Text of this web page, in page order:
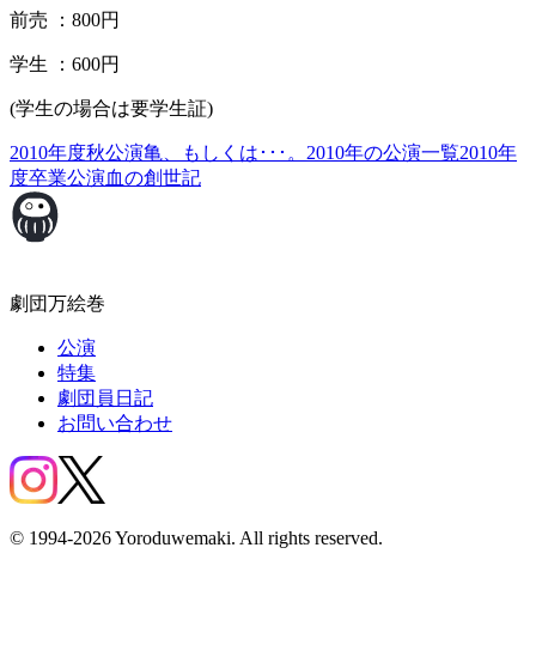
前売 ：800円
学生 ：600円
(学生の場合は要学生証)
2010年度秋公演亀、もしくは･･･。 2010年の公演一覧2010年
度卒業公演血の創世記
劇団万絵巻
公演
特集
劇団員日記
お問い合わせ
© 1994-2026 Yoroduwemaki. All rights reserved.